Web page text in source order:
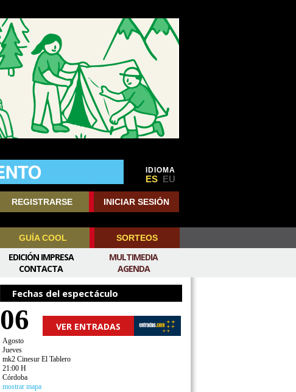
IDIOMA
ES EU
REGISTRARSE INICIAR SESIÓN
GUÍA COOL SORTEOS
MULTIMEDIA
AGENDA
EDICIÓN IMPRESA
CONTACTA
Fechas del espectáculo
06 VER ENTRADAS
Agosto
Jueves
mk2 Cinesur El Tablero
21:00 H
Córdoba
mostrar mapa